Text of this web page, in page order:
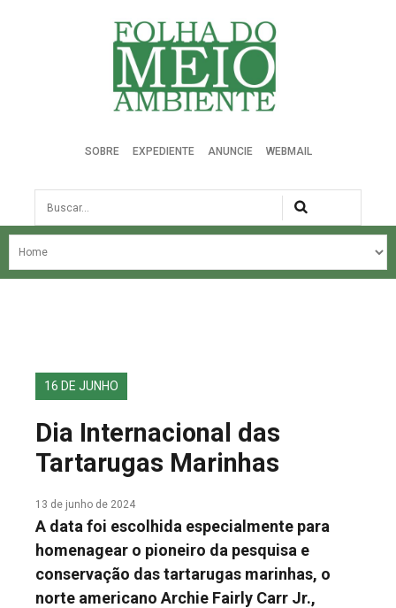
Folha do Meio Ambiente
SOBRE EXPEDIENTE ANUNCIE WEBMAIL
Busca
NOSSA HISTÓRIA
EDIÇÕES ANTERIORES
FALE CONOSCO
16 DE JUNHO
Dia Internacional das
Tartarugas Marinhas
13 de junho de 2024
A data foi escolhida especialmente para
homenagear o pioneiro da pesquisa e
conservação das tartarugas marinhas, o
norte americano Archie Fairly Carr Jr.,